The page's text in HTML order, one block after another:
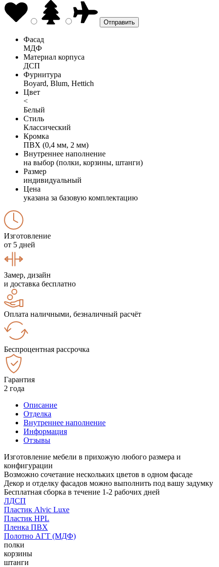
Фасад
МДФ
Материал корпуса
ДСП
Фурнитура
Boyard, Blum, Hettich
Цвет
<
Белый
Стиль
Классический
Кромка
ПВХ (0,4 мм, 2 мм)
Внутреннее наполнение
на выбор (полки, корзины, штанги)
Размер
индивидуальный
Цена
указана за базовую комплектацию
Изготовление
от 5 дней
Замер, дизайн
и доставка бесплатно
Оплата наличными, безналичный расчёт
Беспроцентная рассрочка
Гарантия
2 года
Описание
Отделка
Внутреннее наполнение
Информация
Отзывы
Изготовление мебели в прихожую любого размера и
конфигурации
Возможно сочетание нескольких цветов в одном фасаде
Декор и отделку фасадов можно выполнить под вашу задумку
Бесплатная сборка в течение 1-2 рабочих дней
ЛДСП
Пластик Alvic Luxe
Пластик HPL
Пленка ПВХ
Полотно АГТ (МДФ)
полки
корзины
штанги